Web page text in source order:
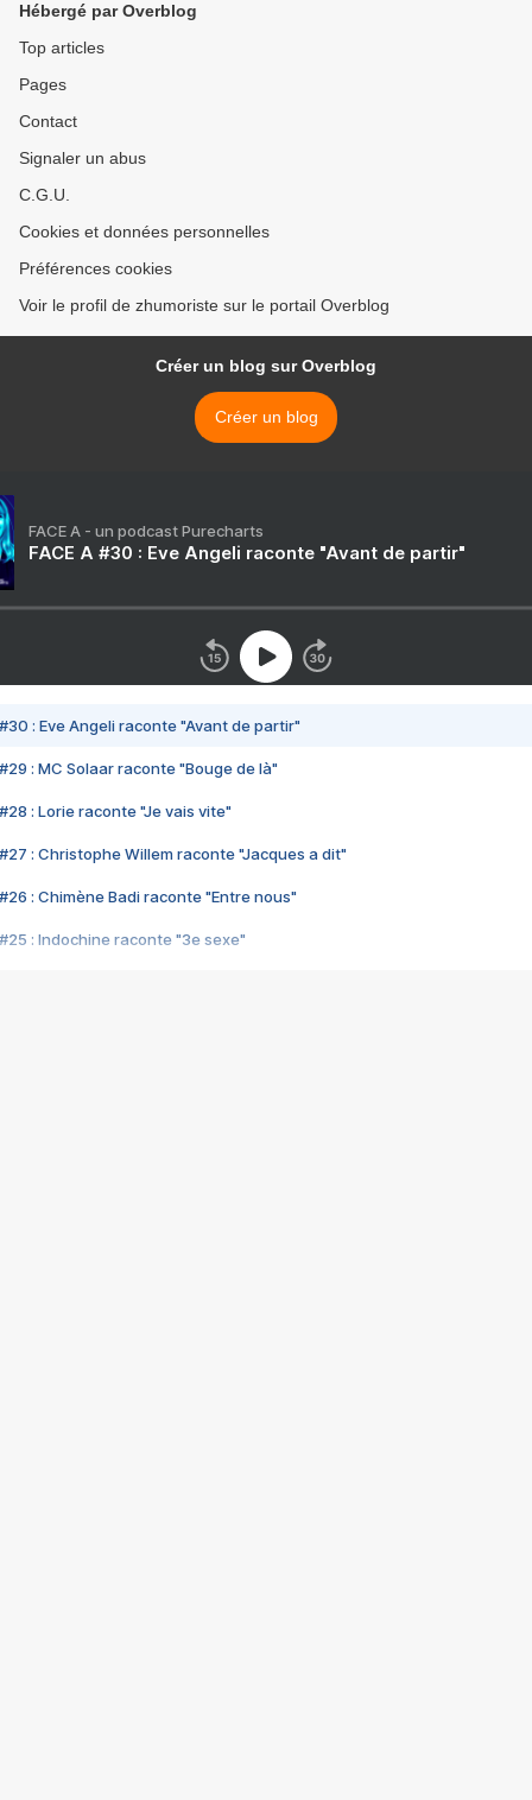
Hébergé par Overblog
Top articles
Pages
Contact
Signaler un abus
C.G.U.
Cookies et données personnelles
Préférences cookies
Voir le profil de zhumoriste sur le portail Overblog
Créer un blog sur Overblog
Créer un blog
FACE A - un podcast Purecharts
FACE A #30 : Eve Angeli raconte "Avant de partir"
#30 : Eve Angeli raconte "Avant de partir"
#29 : MC Solaar raconte "Bouge de là"
#28 : Lorie raconte "Je vais vite"
#27 : Christophe Willem raconte "Jacques a dit"
#26 : Chimène Badi raconte "Entre nous"
#25 : Indochine raconte "3e sexe"